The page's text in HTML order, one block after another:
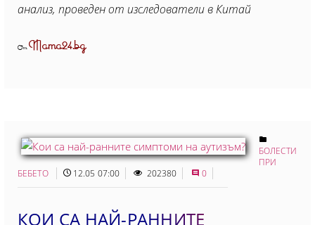
анализ, проведен от изследователи в Китай
ОтMama24.bg
БОЛЕСТИ
ПРИ
БЕБЕТО
12.05 07:00 202380 0
КОИ СА НАЙ-РАННИТЕ